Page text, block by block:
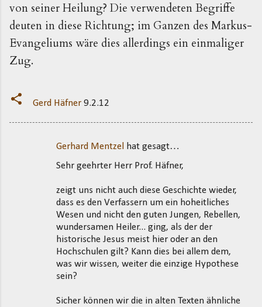
von seiner Heilung? Die verwendeten Begriffe
deuten in diese Richtung; im Ganzen des Markus-
Evangeliums wäre dies allerdings ein einmaliger
Zug.
Gerd Häfner 9.2.12
Gerhard Mentzel
hat gesagt…
Sehr geehrter Herr Prof. Häfner,
zeigt uns nicht auch diese Geschichte wieder,
dass es den Verfassern um ein hoheitliches
Wesen und nicht den guten Jungen, Rebellen,
wundersamen Heiler... ging, als der der
historische Jesus meist hier oder an den
Hochschulen gilt? Kann dies bei allem dem,
was wir wissen, weiter die einzige Hypothese
sein?
Sicher können wir die in alten Texten ähnliche